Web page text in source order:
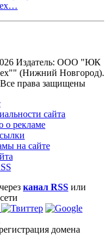
Издатель: ООО "ЮК
(Нижний Новгород).
Все права защищены
сайта
о рекламе
на сайте
канал RSS или
домена